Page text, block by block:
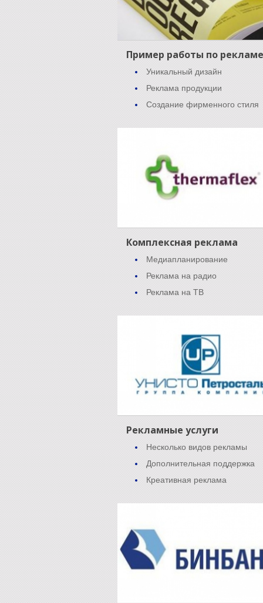
Пример работы по рекламе
Уникальный дизайн
Реклама продукции
Создание фирменного стиля
Комплексная реклама
Медиапланирование
Реклама на радио
Реклама на ТВ
Рекламные услуги
Несколько видов рекламы
Дополнительная поддержка
Креативная реклама